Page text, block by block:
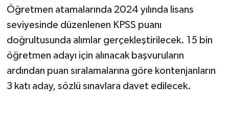
Öğretmen atamalarında 2024 yılında lisans
seviyesinde düzenlenen KPSS puanı
doğrultusunda alımlar gerçekleştirilecek. 15 bin
öğretmen adayı için alınacak başvuruların
ardından puan sıralamalarına göre kontenjanların
3 katı aday, sözlü sınavlara davet edilecek.